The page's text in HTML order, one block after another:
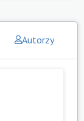
Autorzy